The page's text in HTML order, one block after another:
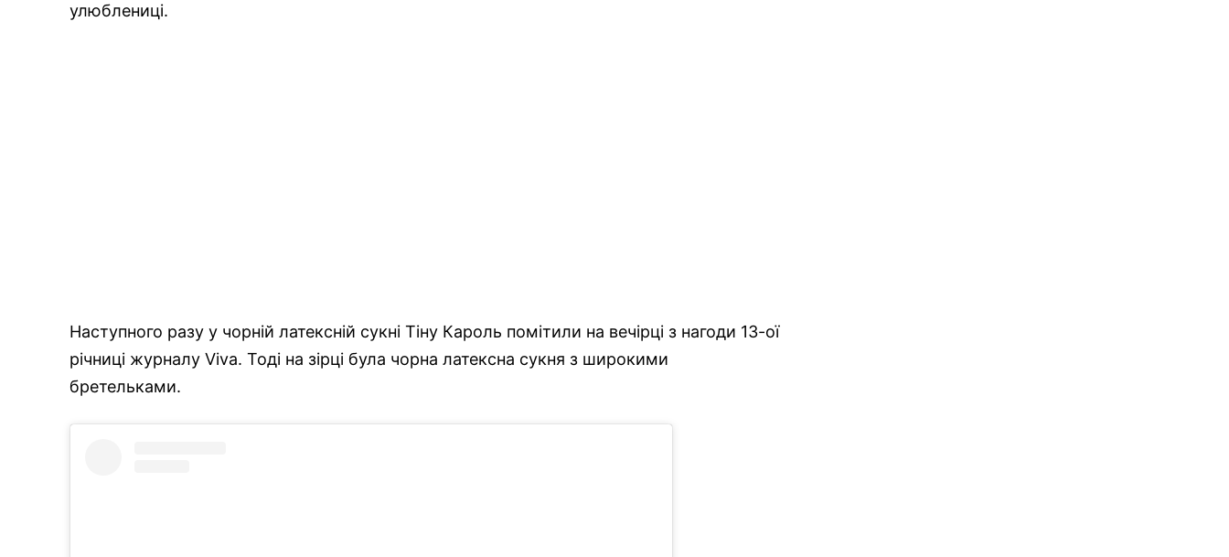
улюблениці.
Наступного разу у чорній латексній сукні Тіну Кароль помітили на вечірці з нагоди 13-ої
річниці журналу Viva. Тоді на зірці була чорна латексна сукня з широкими
бретельками.